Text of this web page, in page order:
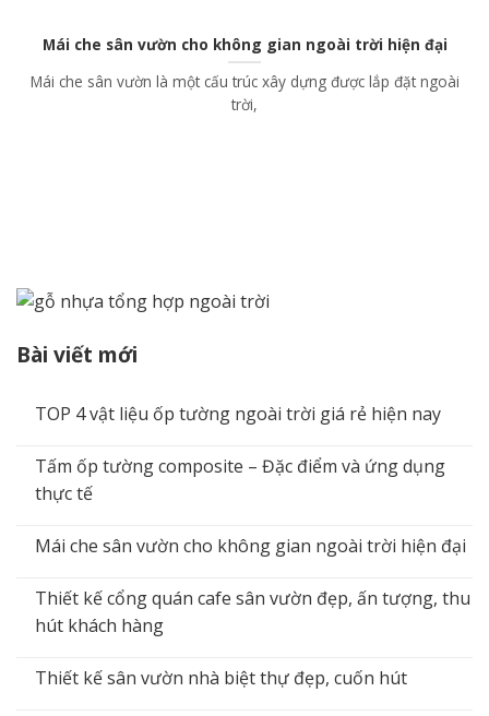
Mái che sân vườn cho không gian ngoài trời hiện đại
Mái che sân vườn là một cấu trúc xây dựng được lắp đặt ngoài
trời,
Bài viết mới
TOP 4 vật liệu ốp tường ngoài trời giá rẻ hiện nay
Tấm ốp tường composite – Đặc điểm và ứng dụng
thực tế
Mái che sân vườn cho không gian ngoài trời hiện đại
Thiết kế cổng quán cafe sân vườn đẹp, ấn tượng, thu
hút khách hàng
Thiết kế sân vườn nhà biệt thự đẹp, cuốn hút